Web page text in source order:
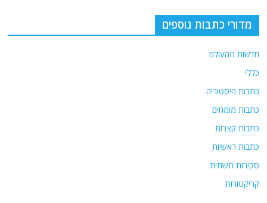
מדורי כתבות נוספים
חדשות מהעולם
כללי
כתבות היסטוריה
כתבות מומחים
כתבות קצרות
כתבות ראשיות
סקירות תשתית
קריקטורות